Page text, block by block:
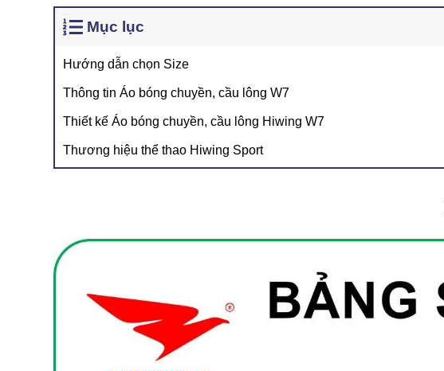
Mục lục
Hướng dẫn chọn Size
Thông tin Áo bóng chuyền, cầu lông W7
Thiết kế Áo bóng chuyền, cầu lông Hiwing W7
Thương hiệu thể thao Hiwing Sport